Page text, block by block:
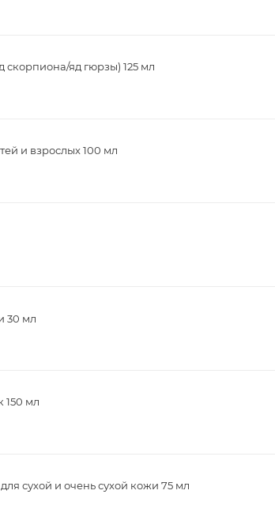
скорпиона/яд гюрзы) 125 мл
и взрослых 100 мл
30 мл
150 мл
сухой и очень сухой кожи 75 мл